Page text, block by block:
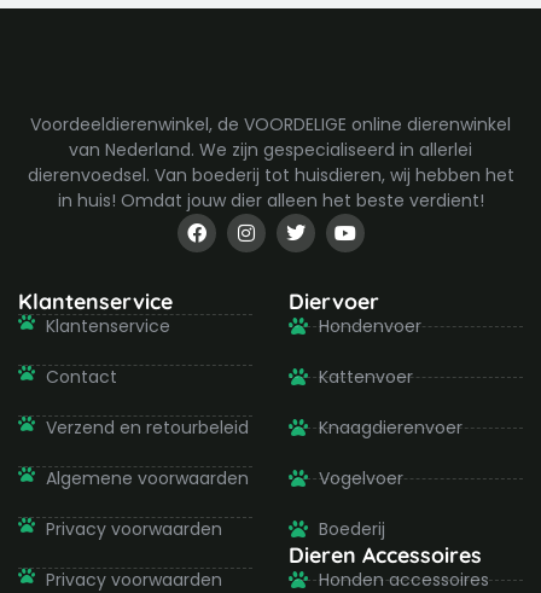
Voordeeldierenwinkel, de VOORDELIGE online dierenwinkel
van Nederland. We zijn gespecialiseerd in allerlei
dierenvoedsel. Van boederij tot huisdieren, wij hebben het
in huis! Omdat jouw dier alleen het beste verdient!
F
a
c
o
I
n
s
g
T
w
i
t
e
r
Y
o
u
u
b
e
Klantenservice
Klantenservice
Contact
Verzend en retourbeleid
Algemene voorwaarden
Privacy voorwaarden
Privacy voorwaarden
Diervoer
Hondenvoer
Kattenvoer
Knaagdierenvoer
Vogelvoer
Boederij
Dieren Accessoires
Honden accessoires